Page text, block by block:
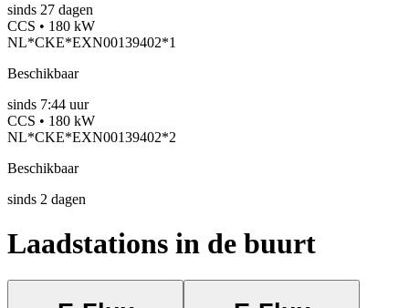
sinds 27 dagen
CCS • 180 kW
NL*CKE*EXN00139402*1
Beschikbaar
sinds 7:44 uur
CCS • 180 kW
NL*CKE*EXN00139402*2
Beschikbaar
sinds 2 dagen
Laadstations in de buurt